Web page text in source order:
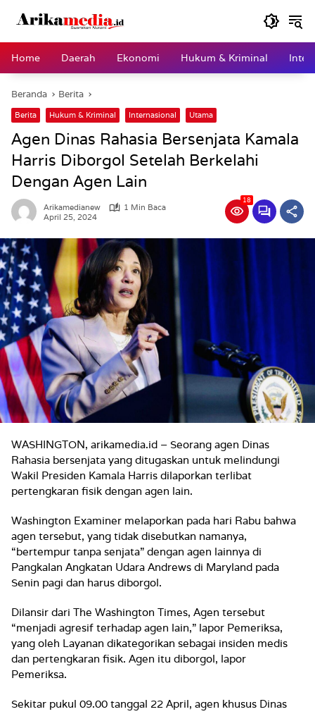
Home
Daerah Ekonomi Hukum & Kriminal
Beranda Berita
Berita Hukum & Kriminal Internasional Utama
Agen Dinas Rahasia Bersenjata Kamala
Harris Diborgol Setelah Berkelahi
Dengan Agen Lain
Arikamedianew
1 Min Baca
April 25, 2024
18
WASHINGTON, arikamedia.id – Seorang agen Dinas
Rahasia bersenjata yang ditugaskan untuk melindungi
Wakil Presiden Kamala Harris dilaporkan terlibat
pertengkaran fisik dengan agen lain.
Washington Examiner melaporkan pada hari Rabu bahwa
agen tersebut, yang tidak disebutkan namanya,
“bertempur tanpa senjata” dengan agen lainnya di
Pangkalan Angkatan Udara Andrews di Maryland pada
Senin pagi dan harus diborgol.
Dilansir dari The Washington Times, Agen tersebut
“menjadi agresif terhadap agen lain,” lapor Pemeriksa,
yang oleh Layanan dikategorikan sebagai insiden medis
dan pertengkaran fisik. Agen itu diborgol, lapor
Pemeriksa.
Sekitar pukul 09.00 tanggal 22 April, agen khusus Dinas